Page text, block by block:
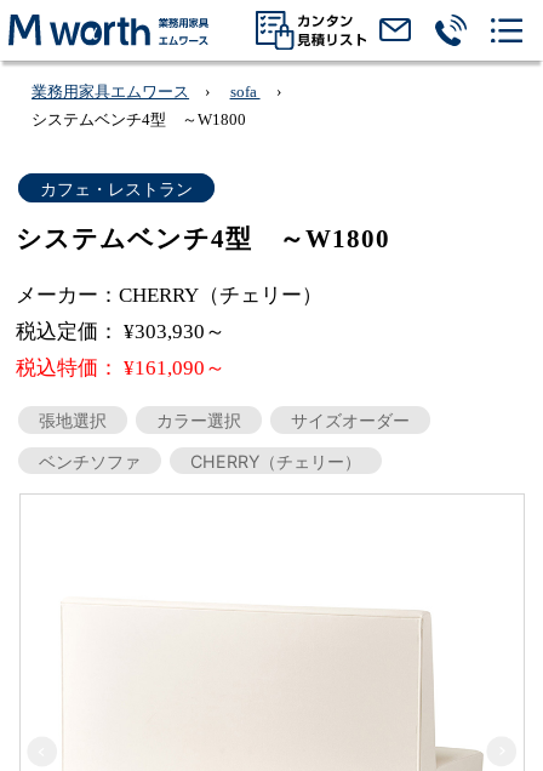
業務用家具エムワース
sofa
システムベンチ4型 ～W1800
カフェ・レストラン
システムベンチ4型 ～W1800
メーカー：CHERRY（チェリー）
税込定価： ¥303,930～
税込特価： ¥161,090～
張地選択 カラー選択
サイズオーダー
ベンチソファ
CHERRY（チェリー）